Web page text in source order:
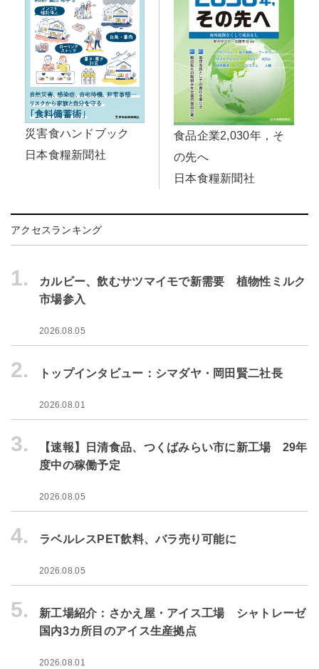
災害食ハンドブック
日本食糧新聞社
食品企業2,030年，そ
の先へ
日本食糧新聞社
アクセスランキング
1.
カルビー、飲むサツマイモで新需要 植物性ミルク
市場参入
2026.08.05
2. トップインタビュー：シマダヤ・岡田賢二社長
2026.08.01
3.
【速報】日清食品、つくばみらい市に新工場 29年
度中の稼働予定
2026.08.05
4. ラベルレスPET飲料、バラ売り可能に
2026.08.05
5.
新工場紹介：さかえ屋・アイス工場 シャトレーゼ
国内3カ所目のアイス生産拠点
2026.08.01